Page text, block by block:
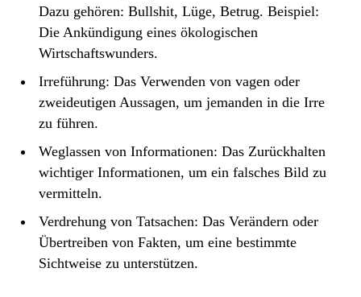
Dazu gehören: Bullshit, Lüge, Betrug. Beispiel:
Die Ankündigung eines ökologischen
Wirtschaftswunders.
Irreführung: Das Verwenden von vagen oder
zweideutigen Aussagen, um jemanden in die Irre
zu führen.
Weglassen von Informationen: Das Zurückhalten
wichtiger Informationen, um ein falsches Bild zu
vermitteln.
Verdrehung von Tatsachen: Das Verändern oder
Übertreiben von Fakten, um eine bestimmte
Sichtweise zu unterstützen.